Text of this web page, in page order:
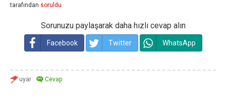
tarafından soruldu
Sorunuzu paylaşarak daha hızlı cevap alın
Facebook Twitter WhatsApp